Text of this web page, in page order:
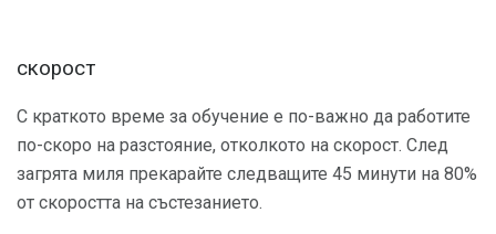
скорост
С краткото време за обучение е по-важно да работите
по-скоро на разстояние, отколкото на скорост. След
загрята миля прекарайте следващите 45 минути на 80%
от скоростта на състезанието.